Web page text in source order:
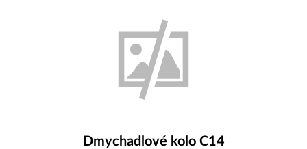
Dmychadlové kolo C14